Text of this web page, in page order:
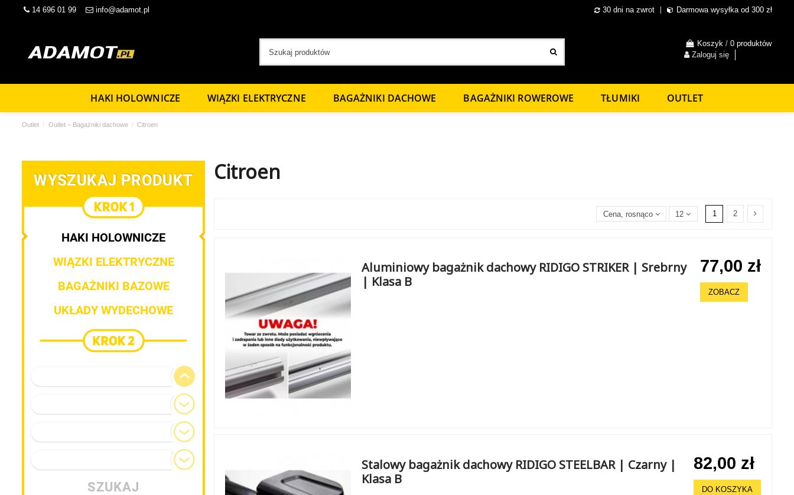
14 696 01 99 info@adamot.pl 30 dni na zwrot Darmowa wysyłka od 300 zł
Koszyk / 0 produktów
Zaloguj się
HAKI HOLOWNICZE WIĄZKI ELEKTRYCZNE BAGAŻNIKI DACHOWE BAGAŻNIKI ROWEROWE TŁUMIKI OUTLET
Outlet Outlet – Bagażniki dachowe Citroen
Citroen
Cena, rosnąco 12 1 2
Aluminiowy bagażnik dachowy RIDIGO STRIKER | Srebrny
| Klasa B
77,00 zł
ZOBACZ
Stalowy bagażnik dachowy RIDIGO STEELBAR | Czarny |
Klasa B
82,00 zł
DO KOSZYKA
WYSZUKAJ PRODUKT
HAKI HOLOWNICZE
WIĄZKI ELEKTRYCZNE
BAGAŻNIKI BAZOWE
UKŁADY WYDECHOWE
SZUKAJ